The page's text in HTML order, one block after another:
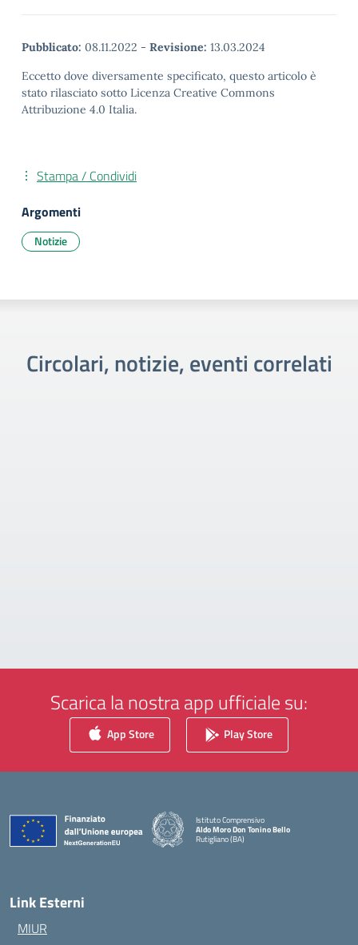
Pubblicato: 08.11.2022 - Revisione: 13.03.2024
Eccetto dove diversamente specificato, questo articolo è
stato rilasciato sotto Licenza Creative Commons
Attribuzione 4.0 Italia.
Stampa / Condividi
Argomenti
Notizie
Circolari, notizie, eventi correlati
Scarica la nostra app ufficiale su:
App Store Play Store
Istituto Comprensivo
Aldo Moro Don Tonino Bello
Rutigliano (BA)
— Visita la pagina iniziale della scuola
Link Esterni
MIUR